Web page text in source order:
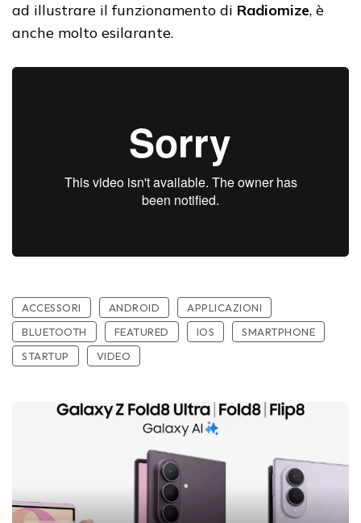
ad illustrare il funzionamento di Radiomize, è
anche molto esilarante.
ACCESSORI ANDROID
APPLICAZIONI
BLUETOOTH
FEATURED IOS
SMARTPHONE
STARTUP
VIDEO